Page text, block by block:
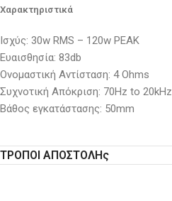
Χαρακτηριστικά
Ισχύς: 30w RMS – 120w PEAK
Ευαισθησία: 83db
Ονομαστική Αντίσταση: 4 Ohms
Συχνοτική Απόκριση: 70Hz to 20kHz
Βάθος εγκατάστασης: 50mm
ΤΡΟΠΟΙ ΑΠΟΣΤΟΛΗς